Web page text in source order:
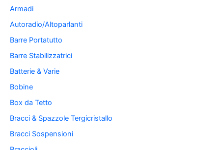
Armadi
Autoradio/Altoparlanti
Barre Portatutto
Barre Stabilizzatrici
Batterie & Varie
Bobine
Box da Tetto
Bracci & Spazzole Tergicristallo
Bracci Sospensioni